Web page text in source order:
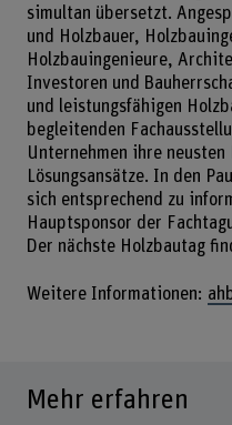
simultan übersetzt.
und Holzbauer,
Holzbauingenieure,
Investoren und
und leistungsfähigen
begleitenden
Unternehmen ihre
Lösungsansätze. In den
sich entsprechend zu
Hauptsponsor der
Der nächste Holzbautag
Weitere Informationen:
Mehr erfahren